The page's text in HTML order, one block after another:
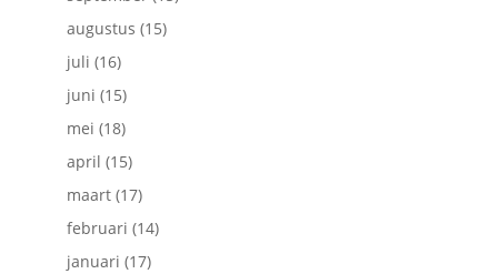
augustus (15)
juli (16)
juni (15)
mei (18)
april (15)
maart(17)
februari (14)
januari (17)